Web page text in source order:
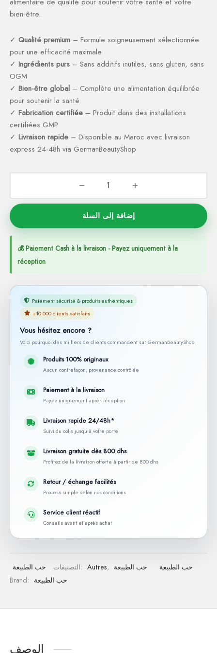
bien-être.
✓ Qualité premium – Formule soigneusement sélectionnée
pour une efficacité maximale
✓ Ingrédients purs – Sans additifs inutiles, sans gluten, sans
OGM
✓ Bien-être global – Complète une alimentation équilibrée
pour soutenir la santé
✓ Fabrication certifiée – Produit dans des installations
certifiées GMP
✓ Livraison rapide – Disponible au Maroc avec livraison
express 24-48h via GermanBeautyShop
إضافة إلى السلة
💰 Paiement Cash à la livraison - Payez uniquement à la
réception
Paiement sécurisé & produits authentiques
+10 000 clients satisfaits
Vous hésitez encore ?
Voici pourquoi des milliers de clients commandent sur GermanBeautyShop
Produits 100% originaux
Aucun contrefaçon, provenance contrôlée
Paiement à la livraison
Payez uniquement après réception
Livraison rapide 24/48h*
Suivi du colis jusqu'à votre porte
Livraison gratuite dès 800 dhs
Profitez de la livraison offerte à partir de 800 dhs
Retour / échange facilités
Process simple selon nos conditions
Service client réactif
Conseils avant et après achat
حب الطبيعة التصنيفات: Autres, حب الطبيعة
حب الطبيعة
Brand: حب الطبيعة
الوصف